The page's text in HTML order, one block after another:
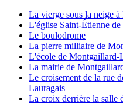
La vierge sous la neige
L'église Saint-Étienne
Le boulodrome
La pierre milliaire de
L'école de Montgaillard-
La mairie de
Le croisement de la rue
Lauragais
La croix derrière la salle